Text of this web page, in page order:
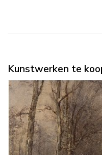
Kunstwerken te